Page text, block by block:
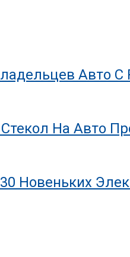
Авто
На Авто
Новеньких